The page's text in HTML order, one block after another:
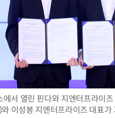
서 열린 핀다와 지엔터프라이
이성봉 지엔터프라이즈 대표